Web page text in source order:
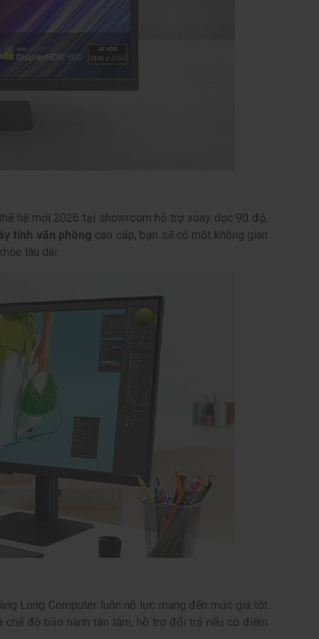
hệ mới 2026 tại showroom hỗ trợ xoay dọc 90 độ,
tính văn phòng cao cấp, bạn sẽ có một không gian
lâu dài.
Long Computer luôn nỗ lực mang đến mức giá tốt
độ bảo hành tận tâm, hỗ trợ đổi trả nếu có điểm